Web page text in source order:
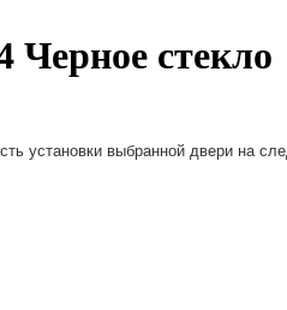
стекло
установки выбранной двери на